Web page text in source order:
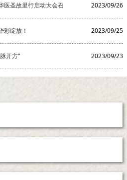
医圣故里行启动大会召 2023/09/26
彩绽放！ 2023/09/25
开方” 2023/09/23